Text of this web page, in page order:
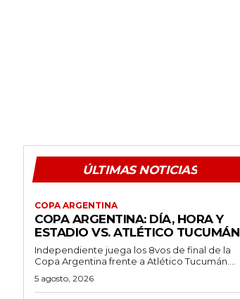
ÚLTIMAS NOTICIAS
COPA ARGENTINA
COPA ARGENTINA: DÍA, HORA Y
ESTADIO VS. ATLÉTICO TUCUMÁN
Independiente juega los 8vos de final de la
Copa Argentina frente a Atlético Tucumán....
5 agosto, 2026